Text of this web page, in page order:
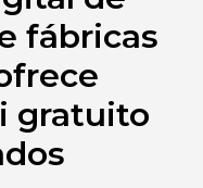
de
fábricas
gratuito